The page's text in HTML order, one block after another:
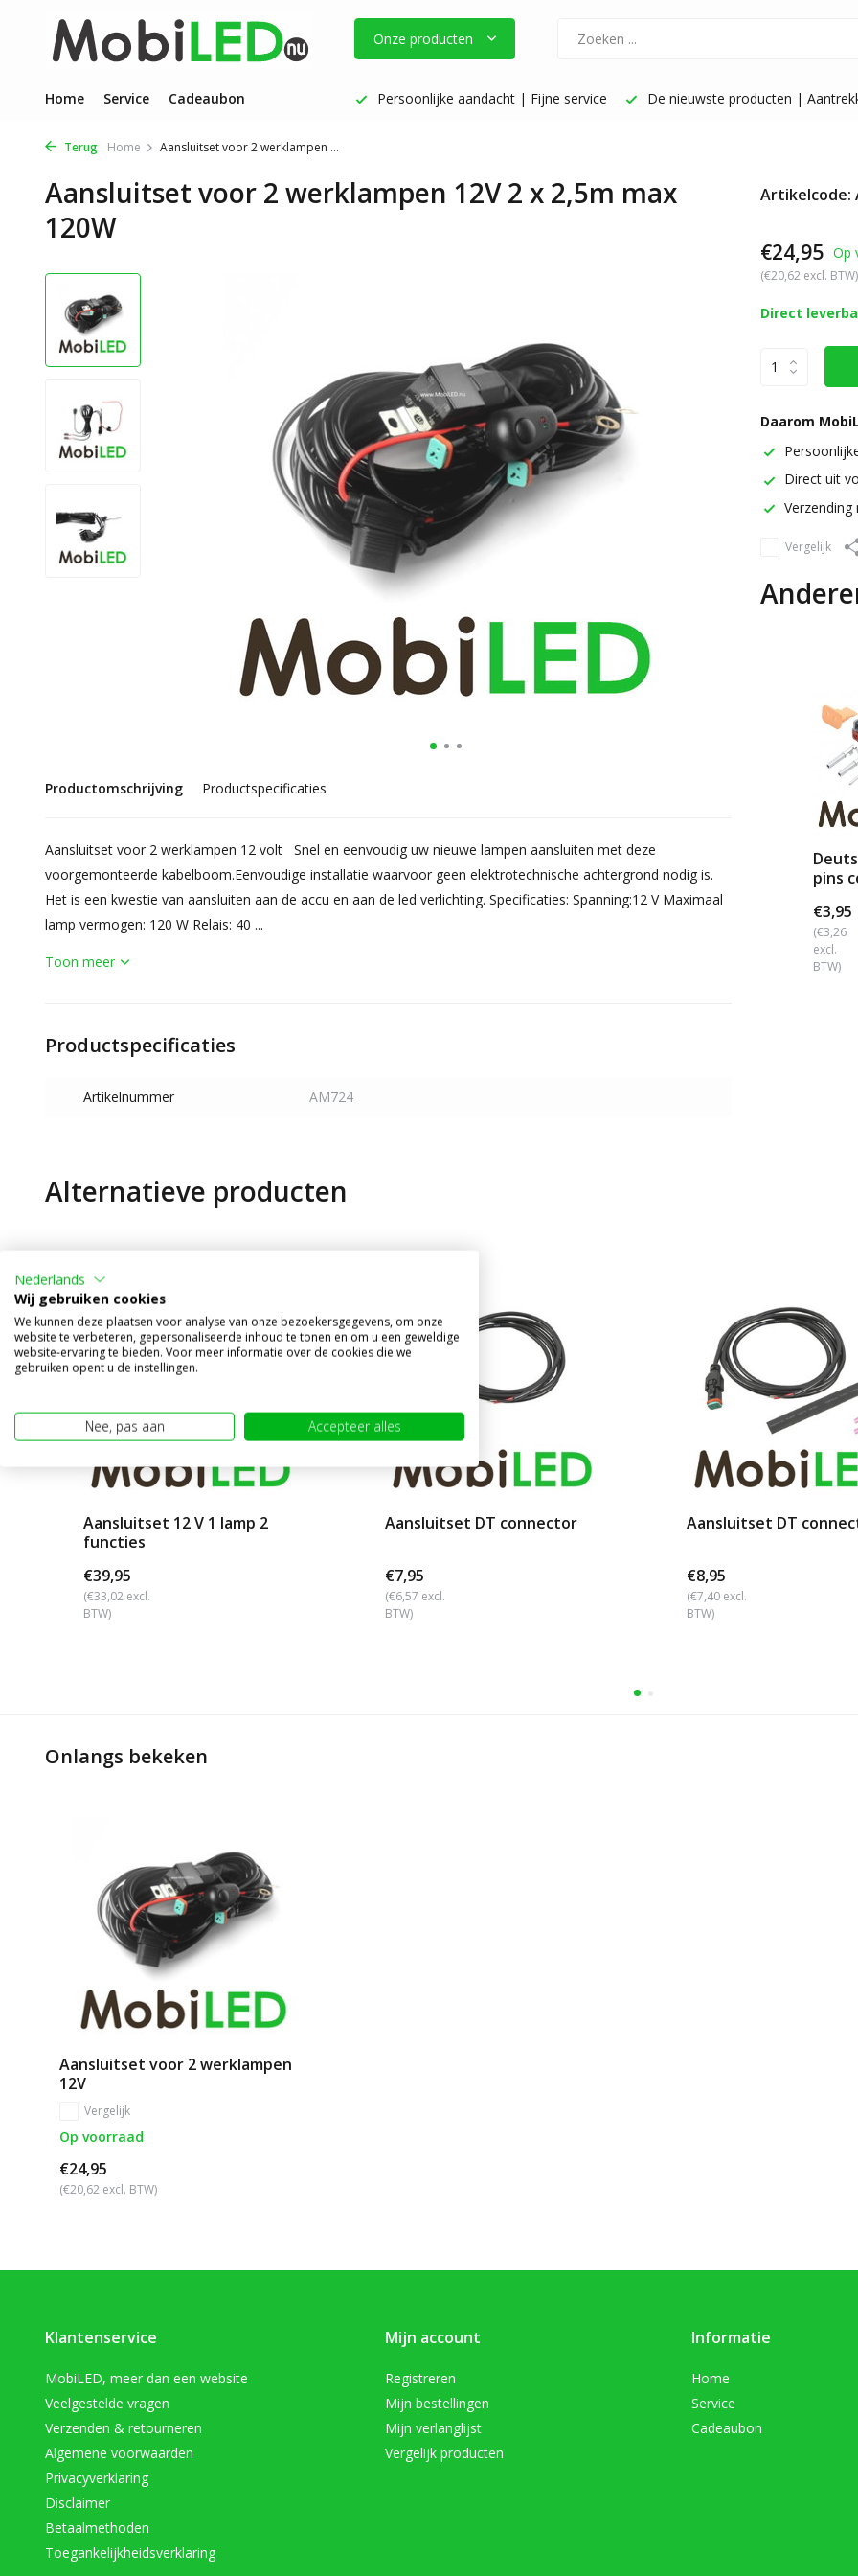
Onze producten
Home Service Cadeaubon
Vóór 17 uur besteld: dezelfde werkdag verzonden Persoonlijke aandacht | Fijne service De nieuwste producten |
Terug Home Aansluitset voor 2 werklampen ...
Aansluitset voor 2 werklampen 12V 2 x 2,5m max
120W
Productomschrijving Productspecificaties
Aansluitset voor 2 werklampen 12 volt Snel en eenvoudig uw nieuwe lampen aansluiten met deze
voorgemonteerde kabelboom.Eenvoudige installatie waarvoor geen elektrotechnische achtergrond nodig is.
Het is een kwestie van aansluiten aan de accu en aan de led verlichting. Specificaties: Spanning:12 V Maximaal
lamp vermogen: 120 W Relais: 40 ...
Toon meer
Productspecificaties
Artikelnummer AM724
Artikelcode:
€24,95 Op
(€20,62 excl. BTW)
Direct
Daarom
Direct uit
Vergelijk
pins
€3,95
(€3,26
excl.
BTW)
Alternatieve producten
Aansluitset 12 V 1 lamp 2
functies
€39,95
(€33,02 excl.
BTW)
Aansluitset DT connector
€7,95
(€6,57 excl.
BTW)
Aansluitset DT
€8,95
(€7,40 excl.
BTW)
Onlangs bekeken
Aansluitset voor 2 werklampen
12V
Vergelijk
Op voorraad
€24,95
(€20,62 excl. BTW)
Klantenservice
MobiLED, meer dan een website
Veelgestelde vragen
Verzenden & retourneren
Algemene voorwaarden
Privacyverklaring
Disclaimer
Betaalmethoden
Toegankelijkheidsverklaring
Mijn account
Registreren
Mijn bestellingen
Mijn verlanglijst
Vergelijk producten
Informatie
Home
Service
Cadeaubon
Nederlands
Wij gebruiken cookies
We kunnen deze plaatsen voor analyse van onze bezoekersgegevens, om onze
website te verbeteren, gepersonaliseerde inhoud te tonen en om u een geweldige
website-ervaring te bieden. Voor meer informatie over de cookies die we
gebruiken opent u de instellingen.
Nee, pas aan Accepteer alles